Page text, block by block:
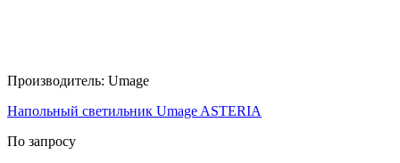
Производитель: Umage
Напольный светильник Umage ASTERIA
По запросу